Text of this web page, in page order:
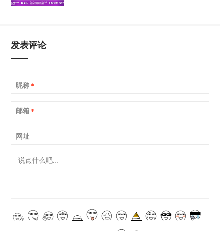
发表评论
昵称 *
邮箱 *
网址